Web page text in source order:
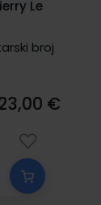
Le
broj
€